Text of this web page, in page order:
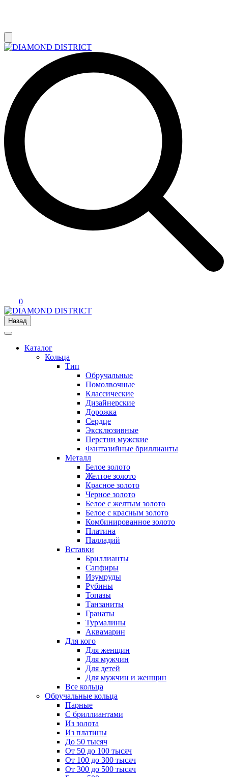
0
Назад
Каталог
Кольца
Тип
Обручальные
Помолвочные
Классические
Дизайнерские
Дорожка
Сердце
Эксклюзивные
Перстни мужские
Фантазийные бриллианты
Металл
Белое золото
Желтое золото
Красное золото
Черное золото
Белое с желтым золото
Белое с красным золото
Комбинированное золото
Платина
Палладий
Вставки
Бриллианты
Сапфиры
Изумруды
Рубины
Топазы
Танзаниты
Гранаты
Турмалины
Аквамарин
Для кого
Для женщин
Для мужчин
Для детей
Для мужчин и женщин
Все кольца
Обручальные кольца
Парные
С бриллиантами
Из золота
Из платины
До 50 тысяч
От 50 до 100 тысяч
От 100 до 300 тысяч
От 300 до 500 тысяч